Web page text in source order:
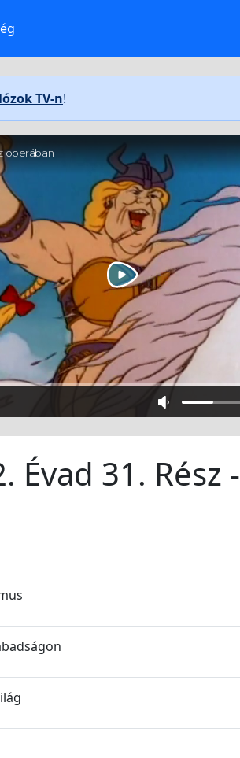
TV-n!
Évad 31. Rész -